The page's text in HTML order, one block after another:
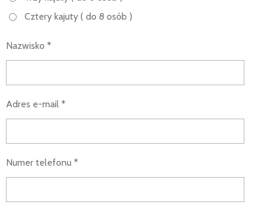
Cztery kajuty ( do 8 osób )
Nazwisko *
Adres e-mail *
Numer telefonu *